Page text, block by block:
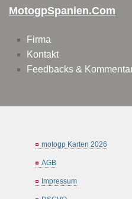
MotogpSpanien.com
Firma
Kontakt
Feedbacks &
motogp Karten 2026
AGB
Impressum